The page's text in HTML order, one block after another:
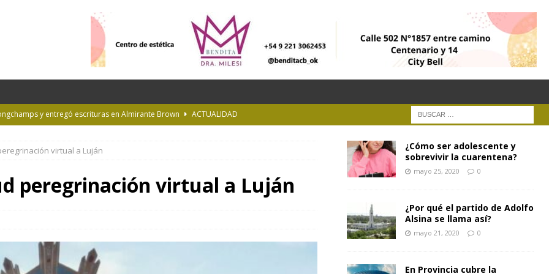
y entregó escrituras en Almirante Brown
ACTUALIDAD
Diplomatura en Trasplante y Ablación de Órganos y Tejidos
Buenos Aires
INFORMACIÓN GENERAL
por una tormenta a casi 10 mil metros de altura
virtual a Luján
peregrinación virtual a Luján
¿Cómo ser adolescente y
sobrevivir la cuarentena?
mayo 25, 2020 0
¿Por qué el partido de Adolfo
Alsina se llama así?
mayo 21, 2020 0
En Provincia cubre la